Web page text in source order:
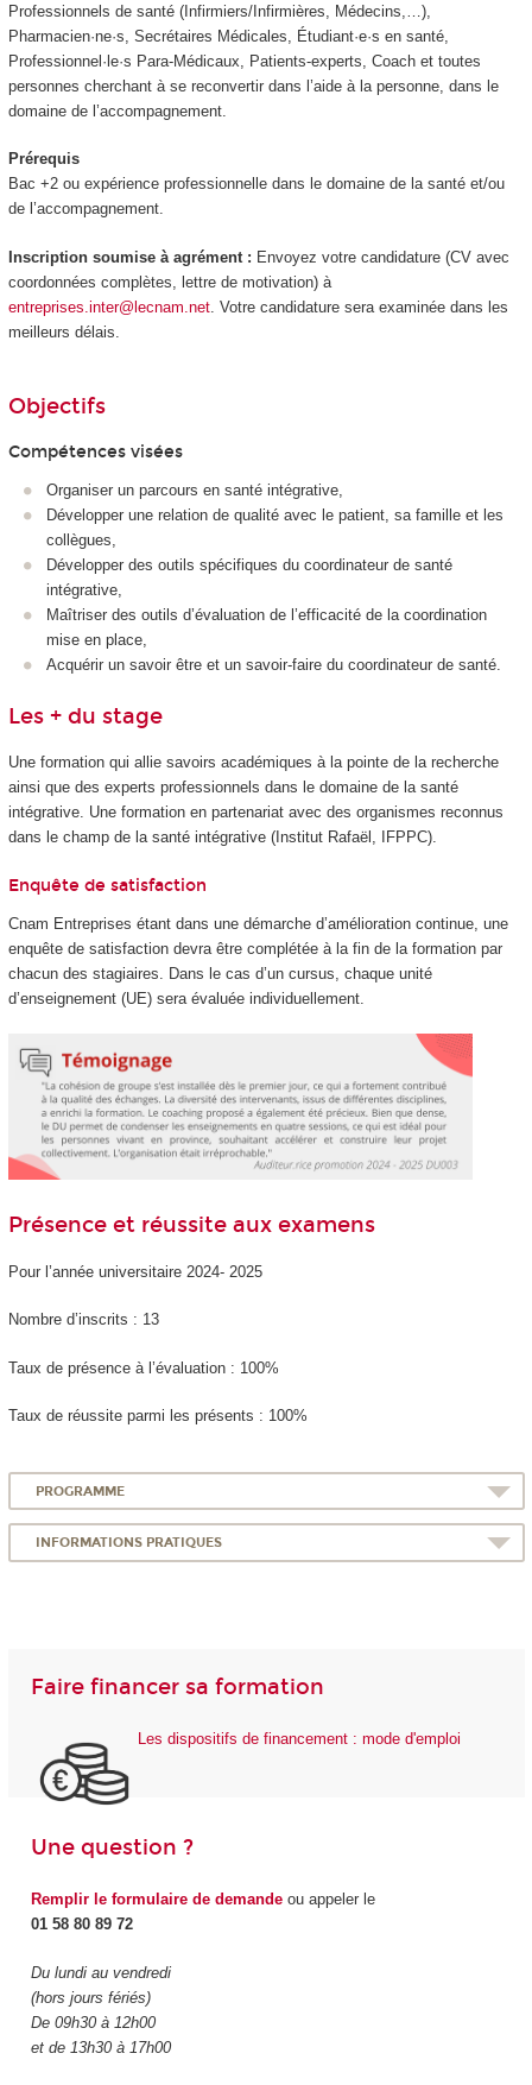
Professionnels de santé (Infirmiers/Infirmières, Médecins,…),
Pharmacien·ne·s, Secrétaires Médicales, Étudiant·e·s en santé,
Professionnel·le·s Para-Médicaux, Patients-experts, Coach et toutes
personnes cherchant à se reconvertir dans l’aide à la personne, dans le
domaine de l’accompagnement.
Prérequis
Bac +2 ou expérience professionnelle dans le domaine de la santé et/ou
de l’accompagnement.
Inscription soumise à agrément : Envoyez votre candidature (CV avec
coordonnées complètes, lettre de motivation) à
entreprises.inter@lecnam.net. Votre candidature sera examinée dans les
meilleurs délais.
Objectifs
Compétences visées
Organiser un parcours en santé intégrative,
Développer une relation de qualité avec le patient, sa famille et les
collègues,
Développer des outils spécifiques du coordinateur de santé
intégrative,
Maîtriser des outils d’évaluation de l’efficacité de la coordination
mise en place,
Acquérir un savoir être et un savoir-faire du coordinateur de santé.
Les + du stage
Une formation qui allie savoirs académiques à la pointe de la recherche
ainsi que des experts professionnels dans le domaine de la santé
intégrative. Une formation en partenariat avec des organismes reconnus
dans le champ de la santé intégrative (Institut Rafaël, IFPPC).
Enquête de satisfaction
Cnam Entreprises étant dans une démarche d’amélioration continue, une
enquête de satisfaction devra être complétée à la fin de la formation par
chacun des stagiaires. Dans le cas d’un cursus, chaque unité
d’enseignement (UE) sera évaluée individuellement.
Présence et réussite aux examens
Pour l’année universitaire 2024- 2025
Nombre d’inscrits : 13
Taux de présence à l’évaluation : 100%
Taux de réussite parmi les présents : 100%
PROGRAMME
INFORMATIONS PRATIQUES
Faire financer sa formation
Les dispositifs de financement : mode d'emploi
Une question ?
Remplir le formulaire de demandeou appeler le
01 58 80 89 72
Du lundi au vendredi
(hors jours fériés)
De 09h30 à 12h00
et de 13h30 à 17h00